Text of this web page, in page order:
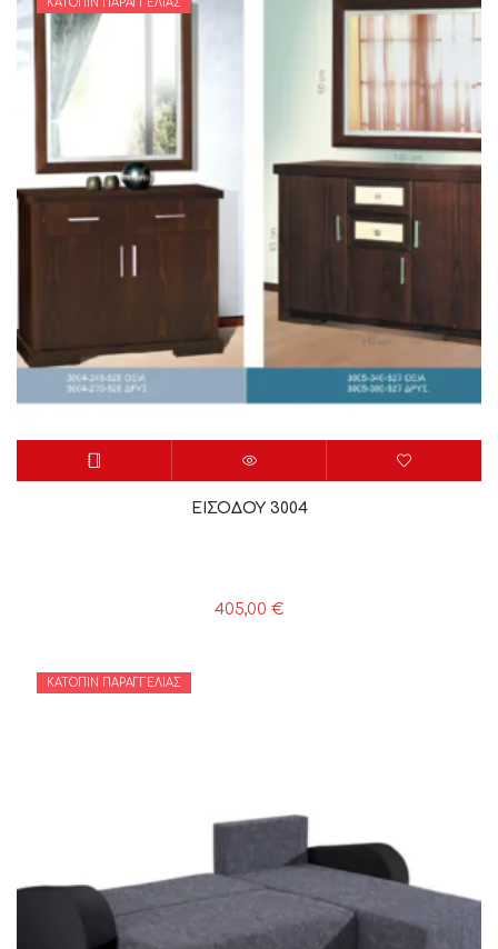
ΕΙΣΟΔΟΥ 3004
405,00 €
ΚΑΤΌΠΙΝ ΠΑΡΑΓΓΕΛΊΑΣ